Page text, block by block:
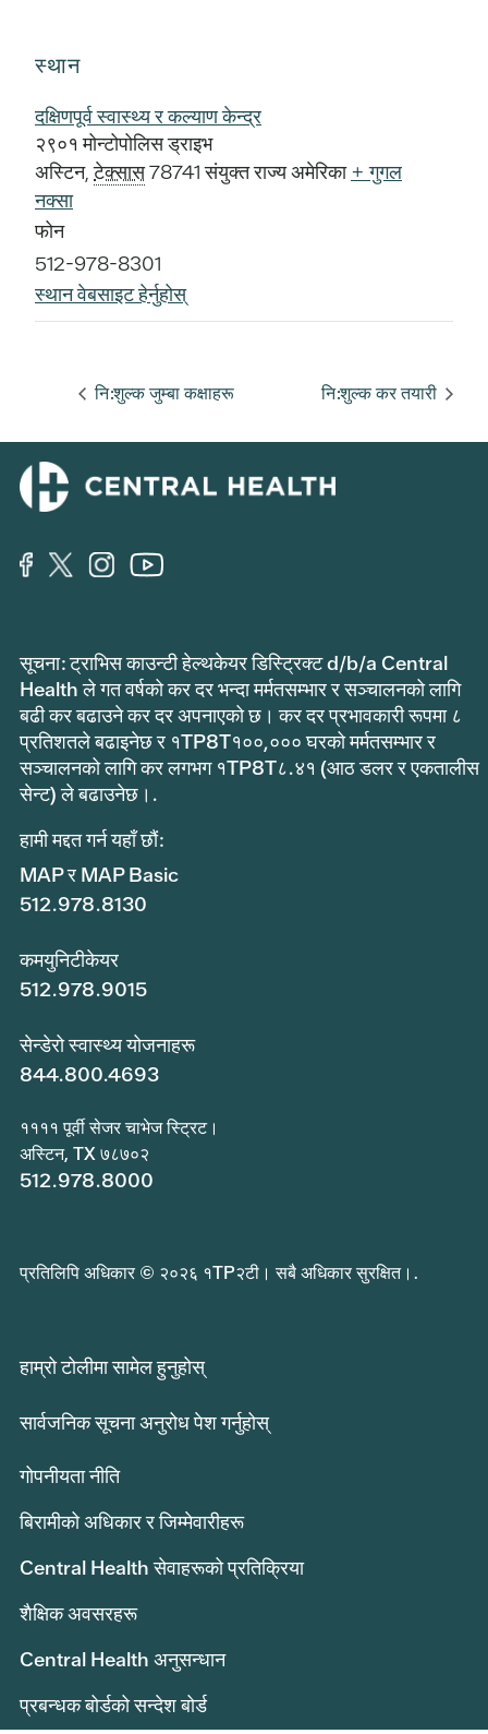
स्थान
दक्षिणपूर्व स्वास्थ्य र कल्याण केन्द्र
२९०१ मोन्टोपोलिस ड्राइभ
अस्टिन, टेक्सास78741 संयुक्त राज्य अमेरिका + गुगल
नक्सा
फोन
512-978-8301
स्थान वेबसाइट हेर्नुहोस्
नि:शुल्क जुम्बा कक्षाहरू नि:शुल्क कर तयारी
सूचना: ट्राभिस काउन्टी हेल्थकेयर डिस्ट्रिक्ट d/b/a Central
Health ले गत वर्षको कर दर भन्दा मर्मतसम्भार र सञ्चालनको लागि
बढी कर बढाउने कर दर अपनाएको छ। कर दर प्रभावकारी रूपमा ८
प्रतिशतले बढाइनेछ र १TP8T१००,००० घरको मर्मतसम्भार र
सञ्चालनको लागि कर लगभग १TP8T८.४१ (आठ डलर र एकतालीस
सेन्ट) ले बढाउनेछ।.
हामी मद्दत गर्न यहाँ छौं:
MAP र MAP Basic
512.978.8130
कमयुनिटीकेयर
512.978.9015
सेन्डेरो स्वास्थ्य योजनाहरू
844.800.4693
११११ पूर्वी सेजर चाभेज स्ट्रिट।
अस्टिन, TX ७८७०२
512.978.8000
प्रतिलिपि अधिकार © २०२६ १TP२टी। सबै अधिकार सुरक्षित।.
हाम्रो टोलीमा सामेल हुनुहोस्
सार्वजनिक सूचना अनुरोध पेश गर्नुहोस्
गोपनीयता नीति
बिरामीको अधिकार र जिम्मेवारीहरू
Central Health सेवाहरूको प्रतिक्रिया
शैक्षिक अवसरहरू
Central Health अनुसन्धान
प्रबन्धक बोर्डको सन्देश बोर्ड